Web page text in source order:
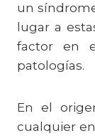
un
lugar a
factor en
patologías.
En el
cualquier